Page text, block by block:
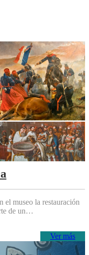
el museo la restauración
de un…
Ver más